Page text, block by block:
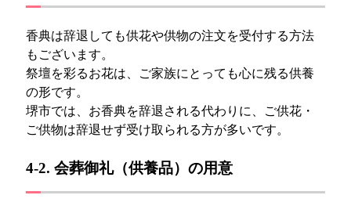
香典は辞退しても供花や供物の注文を受付する方法
もございます。
祭壇を彩るお花は、ご家族にとっても心に残る供養
の形です。
堺市では、お香典を辞退される代わりに、ご供花・
ご供物は辞退せず受け取られる方が多いです。
4-2. 会葬御礼（供養品）の用意